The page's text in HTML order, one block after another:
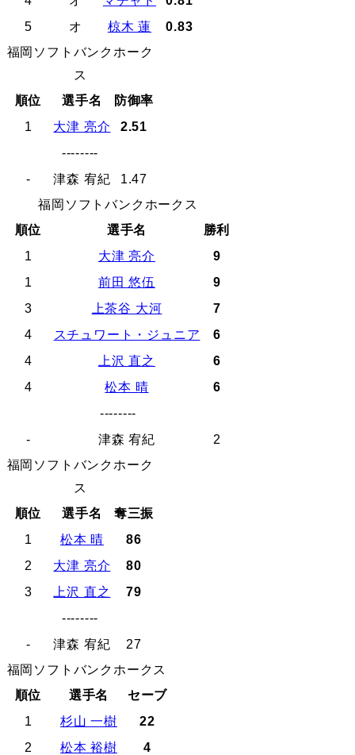
5
オ 椋木 蓮
0.83
福岡ソフトバンクホーク
ス
順位
選手名
防御率
1
大津 亮介
2.51
--------
-
津森 宥紀
1.47
福岡ソフトバンクホークス
順位
選手名
勝利
1
大津 亮介
9
1
前田 悠伍
9
3
上茶谷 大河
7
4
スチュワート・ジュニア
6
4
上沢 直之
6
4
松本 晴
6
--------
-
津森 宥紀
2
福岡ソフトバンクホーク
ス
順位
選手名
奪三振
1
松本 晴
86
2
大津 亮介
80
3
上沢 直之
79
--------
-
津森 宥紀
27
福岡ソフトバンクホークス
順位
選手名
セーブ
1
杉山 一樹
22
2
松本 裕樹
4